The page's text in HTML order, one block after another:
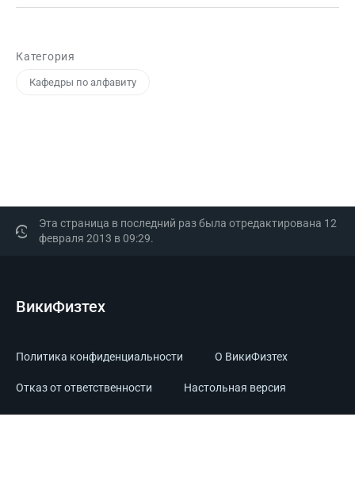
Категория
Кафедры по алфавиту
Эта страница в последний раз была отредактирована 12
февраля 2013 в 09:29.
ВикиФизтех
Политика конфиденциальности О ВикиФизтех
Отказ от ответственности Настольная версия